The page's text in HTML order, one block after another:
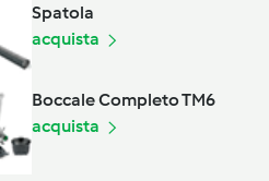
Spatola
acquista
Boccale Completo TM6
acquista